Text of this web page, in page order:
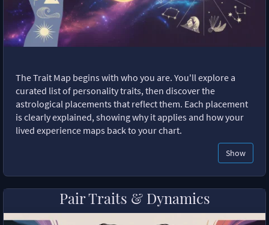
The Trait Map begins with who you are. You'll explore a
curated list of personality traits, then discover the
astrological placements that reflect them. Each placement
is clearly explained, showing why it applies and how your
lived experience maps back to your chart.
Show
Pair Traits & Dynamics